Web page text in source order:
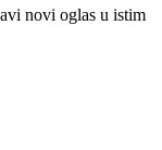
novi oglas u istim